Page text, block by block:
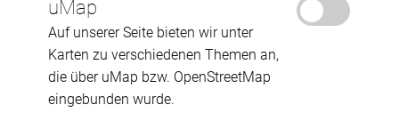
uMap
Auf unserer Seite bieten wir unter
Karten zu verschiedenen Themen an,
die über uMap bzw. OpenStreetMap
eingebunden wurde.